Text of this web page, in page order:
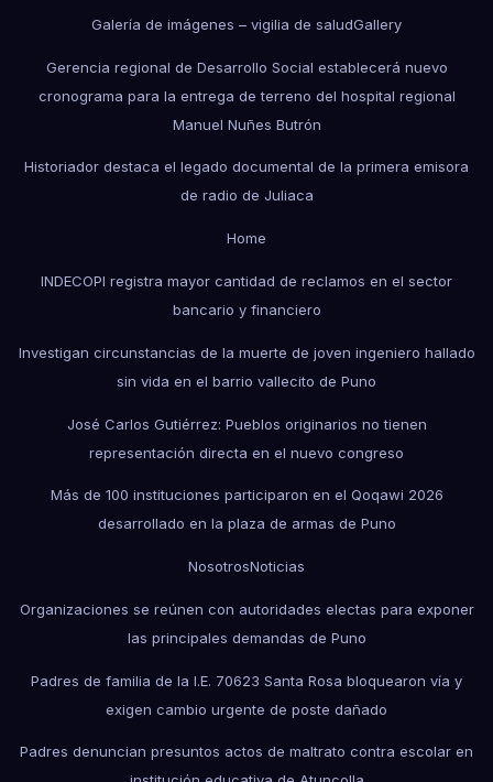
Galería de imágenes – vigilia de saludGallery
Gerencia regional de Desarrollo Social establecerá nuevo
cronograma para la entrega de terreno del hospital regional
Manuel Nuñes Butrón
Historiador destaca el legado documental de la primera emisora
de radio de Juliaca
Home
INDECOPI registra mayor cantidad de reclamos en el sector
bancario y financiero
Investigan circunstancias de la muerte de joven ingeniero hallado
sin vida en el barrio vallecito de Puno
José Carlos Gutiérrez: Pueblos originarios no tienen
representación directa en el nuevo congreso
Más de 100 instituciones participaron en el Qoqawi 2026
desarrollado en la plaza de armas de Puno
NosotrosNoticias
Organizaciones se reúnen con autoridades electas para exponer
las principales demandas de Puno
Padres de familia de la I.E. 70623 Santa Rosa bloquearon vía y
exigen cambio urgente de poste dañado
Padres denuncian presuntos actos de maltrato contra escolar en